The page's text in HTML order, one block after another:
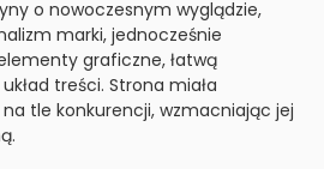
o nowoczesnym wyglądzie,
marki, jednocześnie
graficzne, łatwą
treści. Strona miała
tle konkurencji, wzmacniając jej